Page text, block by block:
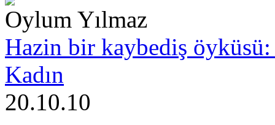
Oylum Yılmaz
Hazin bir kaybediş öyküsü:
Kadın
20.10.10